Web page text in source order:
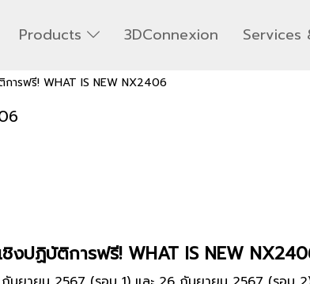
Products 3DConnexion Services
ารฟรี! WHAT IS NEW NX2406
ชิงปฏิบัติการฟรี! WHAT IS NEW